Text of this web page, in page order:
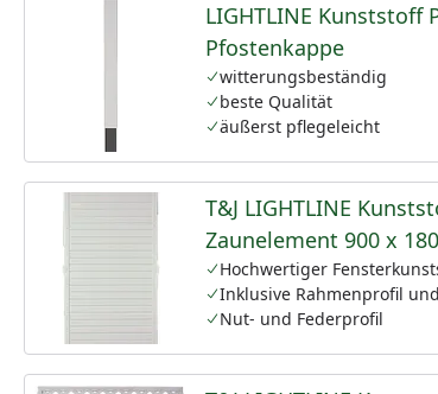
LIGHTLINE Kunststoff
Pfostenkappe
witterungsbeständig
beste Qualität
äußerst pflegeleicht
T&J LIGHTLINE
Zaunelement 900 x
Weiß
Hochwertiger
Inklusive Rahmenprofil
Nut- und Federprofil